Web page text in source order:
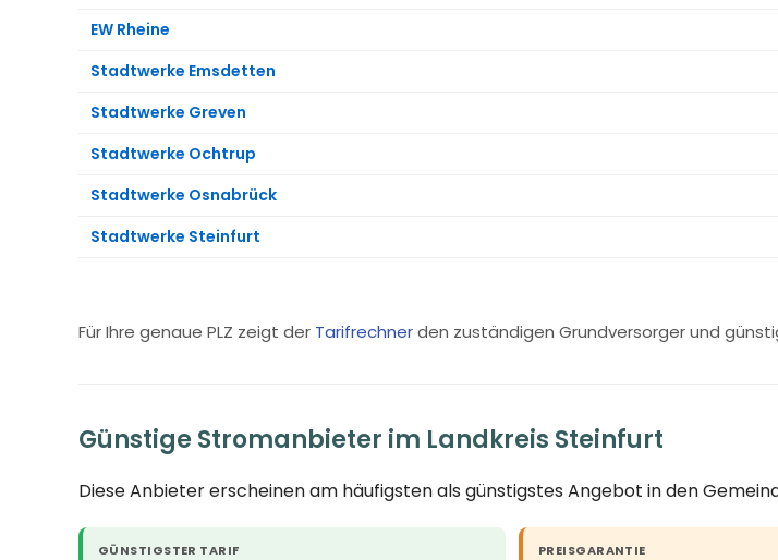
EW Rheine
Stadtwerke Emsdetten
Stadtwerke Greven
Stadtwerke Ochtrup
Stadtwerke Osnabrück
Stadtwerke Steinfurt
Für Ihre genaue PLZ zeigt der Tarifrechnerden zuständigen Grundversorger und
Günstige Stromanbieter im Landkreis Steinfurt
Diese Anbieter erscheinen am häufigsten als günstigstes Angebot in den
GÜNSTIGSTER TARIF PREISGARANTIE